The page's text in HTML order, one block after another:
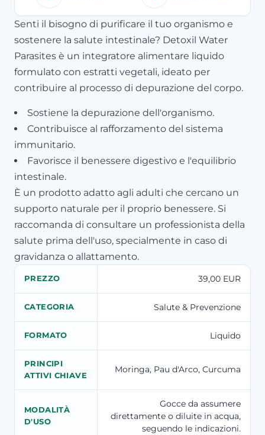
Senti il bisogno di purificare il tuo organismo e
sostenere la salute intestinale? Detoxil Water
Parasites è un integratore alimentare liquido
formulato con estratti vegetali, ideato per
contribuire al processo di depurazione del corpo.
Sostiene la depurazione dell'organismo.
Contribuisce al rafforzamento del sistema
immunitario.
Favorisce il benessere digestivo e l'equilibrio
intestinale.
È un prodotto adatto agli adulti che cercano un
supporto naturale per il proprio benessere. Si
raccomanda di consultare un professionista della
salute prima dell'uso, specialmente in caso di
gravidanza o allattamento.
PREZZO 39,00 EUR
CATEGORIA Salute & Prevenzione
FORMATO Liquido
PRINCIPI
ATTIVI CHIAVE
Moringa, Pau d'Arco, Curcuma
MODALITÀ
D'USO
Gocce da assumere
direttamente o diluite in acqua,
seguendo le indicazioni.